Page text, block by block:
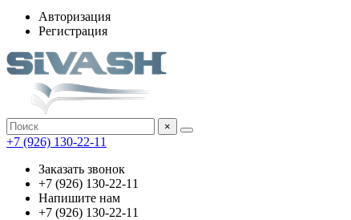
Авторизация
Регистрация
×
‎+7 (926) 130-22-11
Заказать звонок
‎+7 (926) 130-22-11
Напишите нам
‎+7 (926) 130-22-11